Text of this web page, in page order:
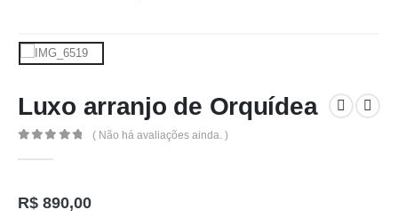
Luxo arranjo de Orquídea
( Não há avaliações ainda. )
R$ 890,00